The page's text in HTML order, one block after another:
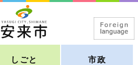
しごと 市政